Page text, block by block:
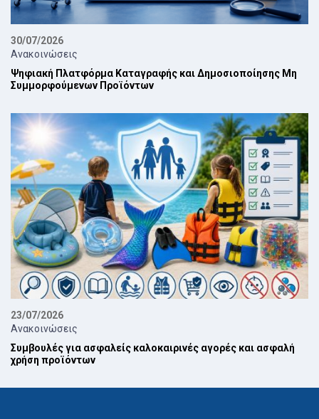
30/07/2026
Ανακοινώσεις
Ψηφιακή Πλατφόρμα Καταγραφής και Δημοσιοποίησης Μη
Συμμορφούμενων Προϊόντων
23/07/2026
Ανακοινώσεις
Συμβουλές για ασφαλείς καλοκαιρινές αγορές και ασφαλή
χρήση προϊόντων